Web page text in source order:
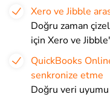
Xero ve Jibble
Doğru zaman
için Xero ve
QuickBooks
senkronize etme
Doğru veri